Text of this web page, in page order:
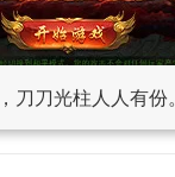
刀光柱人人有份。